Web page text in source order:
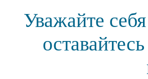
Уважайте